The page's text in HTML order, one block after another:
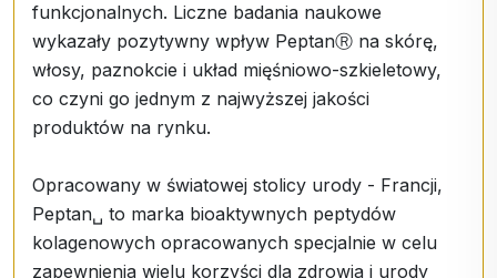
funkcjonalnych. Liczne badania naukowe
wykazały pozytywny wpływ PeptanⓇ na skórę,
włosy, paznokcie i układ mięśniowo-szkieletowy,
co czyni go jednym z najwyższej jakości
produktów na rynku.
Opracowany w światowej stolicy urody - Francji,
Peptan␣ to marka bioaktywnych peptydów
kolagenowych opracowanych specjalnie w celu
zapewnienia wielu korzyści dla zdrowia i urody